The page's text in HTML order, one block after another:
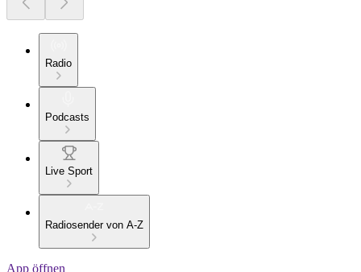
Radio
Podcasts
Live Sport
Radiosender von A-Z
App öffnen